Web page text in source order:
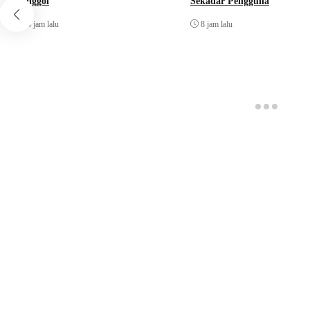
3 jam lalu 8 jam lalu